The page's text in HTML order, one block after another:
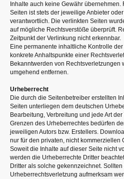
Inhalte auch keine Gewähr übernehmen.
Seiten ist stets der jeweilige Anbieter
verantwortlich. Die verlinkten Seiten
auf mögliche Rechtsverstöße überprüft.
Zeitpunkt der Verlinkung nicht erkennbar.
Eine permanente inhaltliche Kontrolle
konkrete Anhaltspunkte einer
Bekanntwerden von Rechtsverletzungen
umgehend entfernen.
Urheberrecht
Die durch die Seitenbetreiber erstellten
Seiten unterliegen dem deutschen
Bearbeitung, Verbreitung und jede Art
Grenzen des Urheberrechtes bedürfen
jeweiligen Autors bzw. Erstellers.
nur für den privaten, nicht kommerziellen
Soweit die Inhalte auf dieser Seite nicht
werden die Urheberrechte Dritter
Dritter als solche gekennzeichnet.
Urheberrechtsverletzung aufmerksam